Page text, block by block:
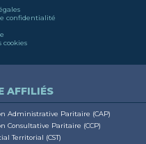
confidentialité
cookies
AFFILIÉS
Administrative Paritaire (CAP)
Consultative Paritaire (CCP)
Territorial (CST)